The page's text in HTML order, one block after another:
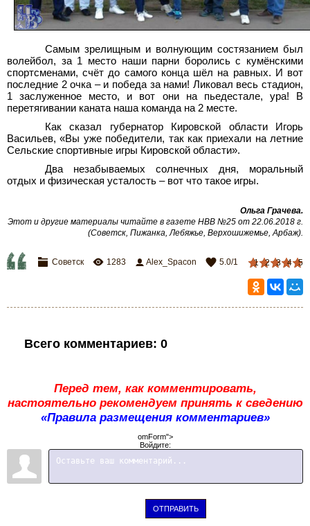
Самым зрелищным и волнующим состязанием был
волейбол, за 1 место наши парни боролись с кумёнскими
спортсменами, счёт до самого конца шёл на равных. И вот
последние 2 очка – и победа за нами! Ликовал весь стадион,
1
заслуженное место, и вот они на пьедестале, ура! В
перетягивании каната наша команда на 2 месте.
Как сказал губернатор Кировской области Игорь
Васильев, «Вы уже победители, так как приехали на летние
Сельские спортивные игры Кировской области».
Два незабываемых солнечных дня, моральный
отдых и физическая усталость – вот что такое игры.
Ольга Грачева.
Этот и другие материалы читайте в газете НВВ №25 от 22.06.2018 г.
(Советск, Пижанка, Лебяжье, Верхошижемье, Арбаж).
1 2 3 4 5
Советск 1283 Alex_Spacon 5.0/1
Всего комментариев: 0
Перед тем, как комментировать,
настоятельно рекомендуем принять к сведению
«Правила размещения комментариев»
omForm">
Войдите:
ОТПРАВИТЬ